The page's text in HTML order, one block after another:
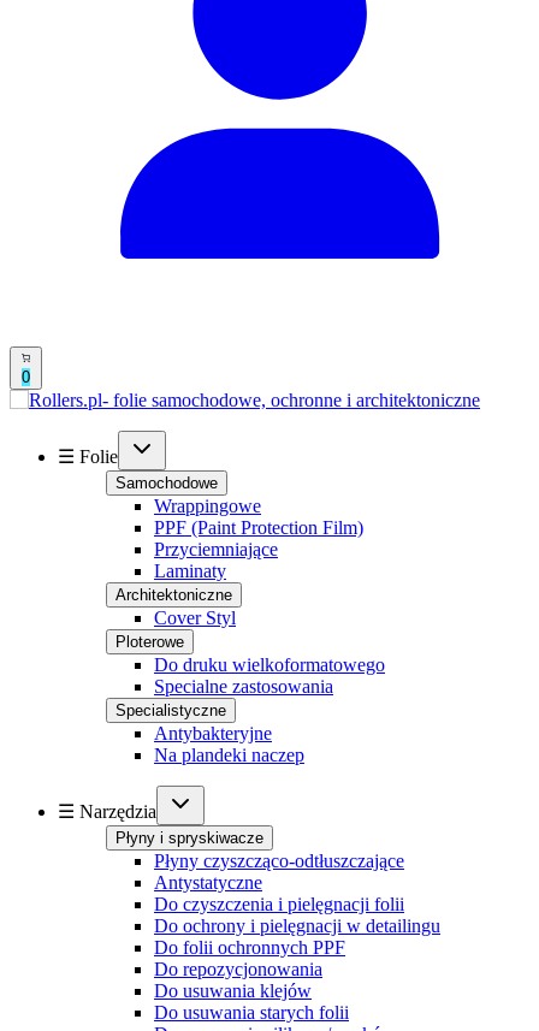
0
☰ Folie
Samochodowe
Wrappingowe
PPF (Paint Protection Film)
Przyciemniające
Laminaty
Architektoniczne
Cover Styl
Ploterowe
Do druku wielkoformatowego
Specialne zastosowania
Specialistyczne
Antybakteryjne
Na plandeki naczep
☰ Narzędzia
Płyny i spryskiwacze
Płyny czyszcząco-odtłuszczające
Antystatyczne
Do czyszczenia i pielęgnacji folii
Do ochrony i pielęgnacji w detailingu
Do folii ochronnych PPF
Do repozycjonowania
Do usuwania klejów
Do usuwania starych folii